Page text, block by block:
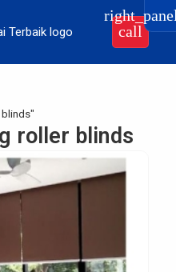
call
blinds"
roller blinds